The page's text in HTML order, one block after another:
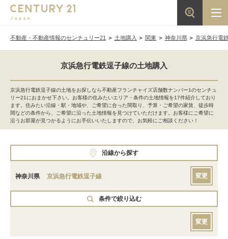
不動産・不動産情報のセンチュリー21 土地購入 関東 神奈川県 京浜急行電
京浜急行電鉄逗子線の土地購入
京浜急行電鉄逗子線の土地をお探しなら不動産フランチャイズ店舗数ナンバー1のセンチュ
リー21におまかせ下さい。お客様の住みたいエリア・条件の土地情報を17件紹介しており
ます。住みたい沿線・駅・地域や、ご希望に合った間取り、予算・ご希望の家賃、徒歩時
間などの条件から、ご希望に沿った土地情報を見つけていただけます。お客様にご希望に
沿うお部屋が見つかるようにお手伝いいたしますので、お気軽にご相談ください！
沿線から探す
神奈川県 京浜急行電鉄逗子線 変更
条件で絞り込む
変更